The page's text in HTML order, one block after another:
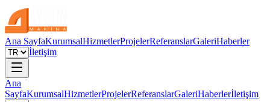
Ana SayfaKurumsalHizmetlerProjelerReferanslarGaleriHaberler
İletişim
Ana
SayfaKurumsalHizmetlerProjelerReferanslarGaleriHaberlerİletişim